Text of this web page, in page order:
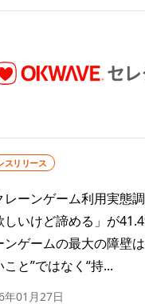
スリリース
レーンゲーム利用実態調
しいけど諦める」が
ンゲームの最大の障壁
こと”ではなく“持...
年01月27日